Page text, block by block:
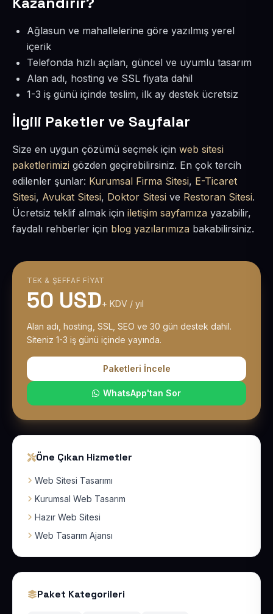
Ağlasun ve mahallelerine göre yazılmış yerel
içerik
Telefonda hızlı açılan, güncel ve uyumlu tasarım
Alan adı, hosting ve SSL fiyata dahil
1-3 iş günü içinde teslim, ilk ay destek ücretsiz
İlgili Paketler ve Sayfalar
Size en uygun çözümü seçmek için web sitesi
paketlerimizi gözden geçirebilirsiniz. En çok tercih
edilenler şunlar: Kurumsal Firma Sitesi, E-Ticaret
Sitesi, Avukat Sitesi, Doktor Sitesi ve Restoran Sitesi.
Ücretsiz teklif almak için iletişim sayfamıza yazabilir,
faydalı rehberler için blog yazılarımıza bakabilirsiniz.
TEK & ŞEFFAF FIYAT
50 USD+ KDV / yıl
Alan adı, hosting, SSL, SEO ve 30 gün destek dahil.
Siteniz 1-3 iş günü içinde yayında.
Paketleri İncele
WhatsApp'tan Sor
Öne Çıkan Hizmetler
Web Sitesi Tasarımı
Kurumsal Web Tasarım
Hazır Web Sitesi
Web Tasarım Ajansı
Paket Kategorileri